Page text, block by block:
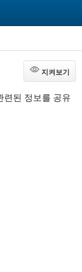
지켜보기
지켜보기
련된 정보를 공유